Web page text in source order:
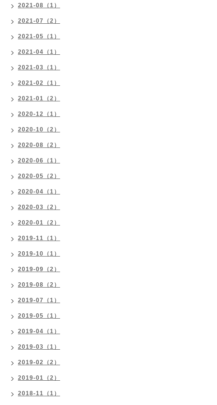
2021-08（1）
2021-07（2）
2021-05（1）
2021-04（1）
2021-03（1）
2021-02（1）
2021-01（2）
2020-12（1）
2020-10（2）
2020-08（2）
2020-06（1）
2020-05（2）
2020-04（1）
2020-03（2）
2020-01（2）
2019-11（1）
2019-10（1）
2019-09（2）
2019-08（2）
2019-07（1）
2019-05（1）
2019-04（1）
2019-03（1）
2019-02（2）
2019-01（2）
2018-11（1）